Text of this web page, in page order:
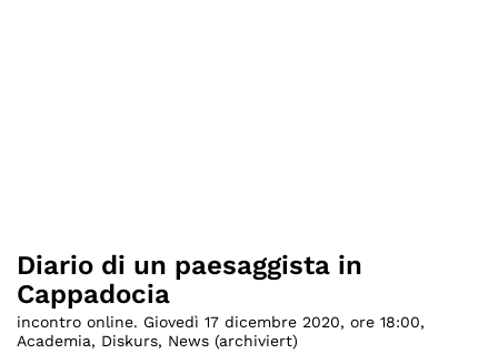
Diario di un paesaggista in
Cappadocia
incontro online. Giovedì 17 dicembre 2020, ore 18:00,
Academia, Diskurs, News (archiviert)